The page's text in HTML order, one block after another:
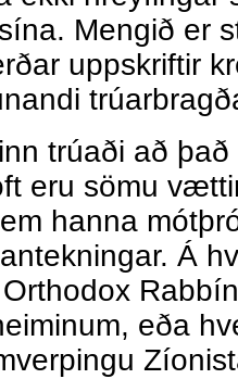
Mengið er
uppskriftir
trúaði að
eru sömu
hanna
Á
eða